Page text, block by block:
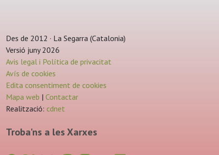
Des de 2012 · La Segarra (Catalonia)
Versió juny 2026
Avis legal i Política de privacitat
Avís de cookies
Edita consentiment de cookies
Mapa web | Contactar
Realització: cdnet
Troba'ns a les Xarxes